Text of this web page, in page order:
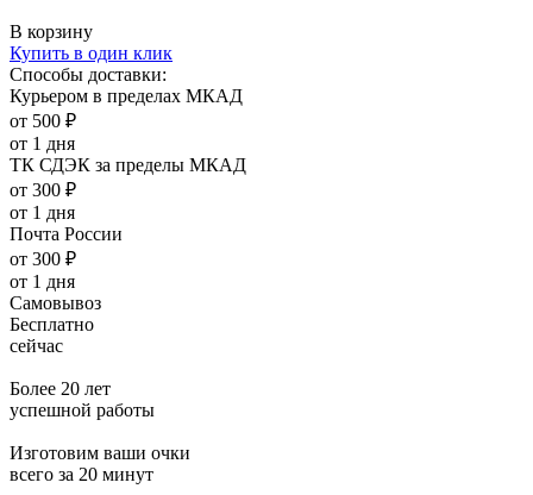
В корзину
Купить в один клик
Способы доставки:
Курьером в пределах МКАД
от 500 ₽
от 1 дня
ТК СДЭК за пределы МКАД
от 300 ₽
от 1 дня
Почта России
от 300 ₽
от 1 дня
Самовывоз
Бесплатно
сейчас
Более 20 лет
успешной работы
Изготовим ваши очки
всего за 20 минут